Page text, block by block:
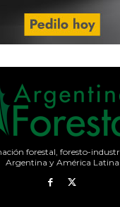
forestal, foresto-
Argentina y América Latina